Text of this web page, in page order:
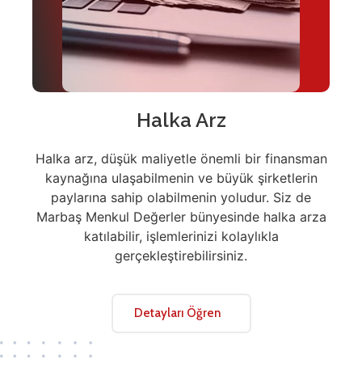
Halka Arz
Halka arz, düşük maliyetle önemli bir finansman
kaynağına ulaşabilmenin ve büyük şirketlerin
paylarına sahip olabilmenin yoludur. Siz de
Marbaş Menkul Değerler bünyesinde halka arza
katılabilir, işlemlerinizi kolaylıkla
gerçekleştirebilirsiniz.
Detayları Öğren